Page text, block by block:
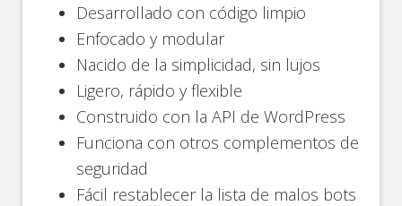
Desarrollado con código limpio
Enfocado y modular
Nacido de la simplicidad, sin lujos
Ligero, rápido y flexible
Construido con la API de WordPress
Funciona con otros complementos de
seguridad
Fácil restablecer la lista de malos bots